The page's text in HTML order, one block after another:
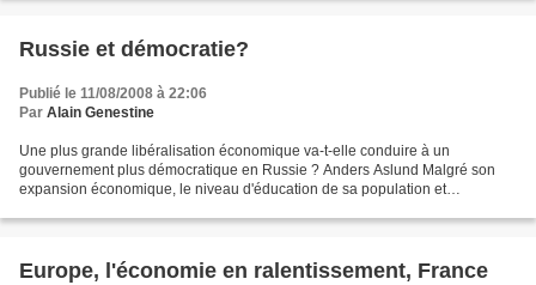
Russie et démocratie?
Publié le 11/08/2008 à 22:06
Par Alain Genestine
Une plus grande libéralisation économique va-t-elle conduire à un
gouvernement plus démocratique en Russie ? Anders Aslund Malgré son
expansion économique, le niveau d'éducation de sa population et
Europe, l'économie en ralentissement, France